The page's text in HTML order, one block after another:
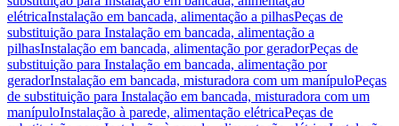
elétricaInstalação em bancada, alimentação a pilhasPeças de
substituição para Instalação em bancada, alimentação a
pilhasInstalação em bancada, alimentação por geradorPeças de
substituição para Instalação em bancada, alimentação por
geradorInstalação em bancada, misturadora com um manípuloPeças
de substituição para Instalação em bancada, misturadora com um
manípuloInstalação à parede, alimentação elétricaPeças de